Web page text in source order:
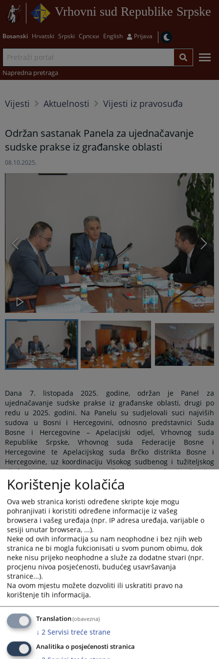
Vrhovni sud Republike Srpske
Bosanski Hrvatski Srpski Српски English Prijava
Napredna pretraga
Vijesti Aktuelnosti Vijesti iz pravosuđa
Održan sastanak Panela za ujednačavanje
sudske prakse iz građanske oblasti
08.10.2025.
Dana 7. listopada 2025. godine, održan je Panel za
ujednačavanje sudske prakse iz građanske oblasti, drugi po
redu u 2025. godini. Na Panelu su sudjelovali suci najviših
sudova u Bosni i Hercegovini, odnosno predstavnici Suda
Bosne i Hercegovine – Apelacijski odjel, Vrhovnog suda
Republike Srpske, Vrhovnog suda Federacije Bosne i
Hercegovine te Apelacijskog suda Brčko distrikta Bosne i
Hercegovine, uz koordinaciju Visokog sudbenog i tužiteljskog
vijeća Bosne i Hercegovine. Učesnicima se obratio Damjan
Kaurinović, predsjednik Apelacijskog suda Brčko distrikta BiH
kao suda domaćina ovog sastanka, te naglasio značaj Panela
kao mehanizma za ujednačavanje sudske prakse na nivou
države, a radi osiguranja pravne sigurnosti i jednakosti pred
zakonom građana Bosne i Hercegovine.
Na sastanku je usvojen zapisnik sa prethodnog sastanka
Panela iz građanske oblasti koji je održan 10.6.2025. godine u
Vrhovnom sudu Republike Srpske, kada su diskutirane teme:
„Da li se radi o otklonjivom ili neotklonjivom nedostatku u
situaciji kada je označeni tuženi umro prije podnošenja tužbe“,
„Trasirana i sopstvena mjenica (Valjanost sopstvene mjenice
izdate na blanketu trasirane mjenice)“ i „Elementi mjenice i
pravna valjanost mjenice“. Povodom ovih tema usuglašena su
pravna shvaćanja koja su verificirana unutar Panel sudova.
Sukladno Pravilima o radu Panela, shvaćanja će biti objavljena
na znanje ne samo pravosudnoj zajednici, nego i široj javnosti,
nakon što se obrazloženja pravnih shvaćanja pripreme i
verificiraju od strane Panel sudova.
Korištenje kolačića
Ova web stranica koristi određene skripte koje mogu
pohranjivati i koristiti određene informacije iz vašeg
browsera i vašeg uređaja (npr. IP adresa uređaja, varijable o
sesiji unutar browsera, ...).
Neke od ovih informacija su nam neophodne i bez njih web
stranica ne bi mogla fukcionisati u svom punom obimu, dok
neke nisu prijeko neophodne a služe za dodatne stvari (npr.
procjenu nivoa posjećenosti, budućeg usavršavanja
stranice...).
Na ovom mjestu možete dozvoliti ili uskratiti pravo na
korištenje tih informacija.
Translation(obavezna)
↓ 2 Servisi treće strane
Analitika o posjećenosti stranica